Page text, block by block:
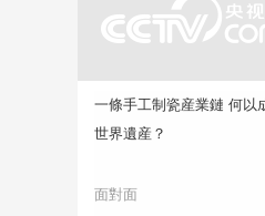
一條手工制瓷産業鏈 何以
世界遺産？
面對面